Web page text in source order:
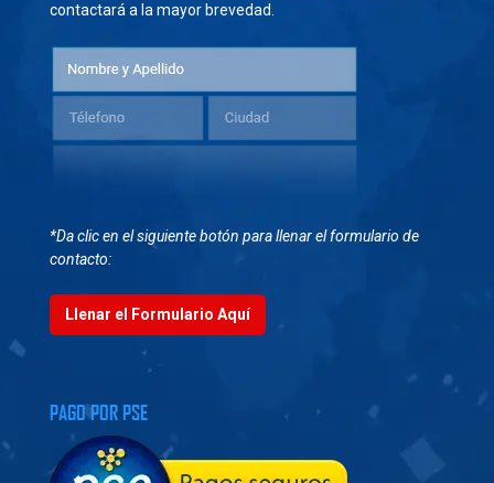
contactará a la mayor brevedad.
*Da clic en el siguiente botón para llenar el formulario de
contacto:
Llenar el Formulario Aquí
PAGO POR PSE